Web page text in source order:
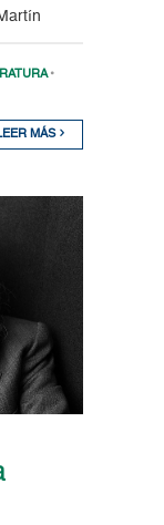
•
MÁS